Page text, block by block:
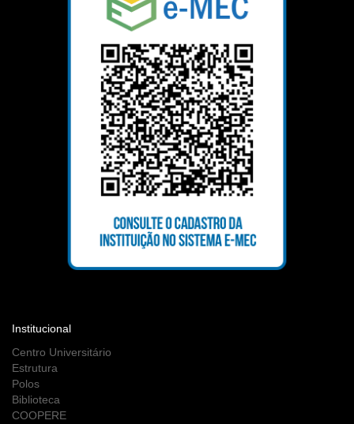
Institucional
Centro Universitário
Estrutura
Polos
Biblioteca
COOPERE